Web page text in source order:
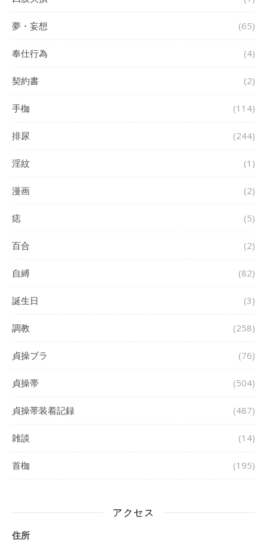
夢・妄想 (65)
奉仕行為 (4)
契約書 (2)
手枷 (114)
排尿 (244)
淫紋 (1)
漫画 (2)
痣 (5)
百合 (2)
自縛 (82)
誕生日 (3)
調教 (258)
貞操ブラ (76)
貞操帯 (504)
貞操帯装着記録 (487)
雑談 (14)
首枷 (195)
アクセス
住所